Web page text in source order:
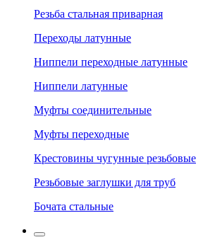
Резьба стальная приварная
Переходы латунные
Ниппели переходные латунные
Ниппели латунные
Муфты соединительные
Муфты переходные
Крестовины чугунные резьбовые
Резьбовые заглушки для труб
Бочата стальные